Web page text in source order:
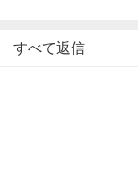
すべて返信